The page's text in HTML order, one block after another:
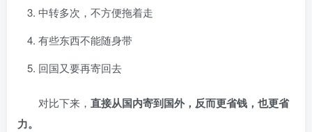
中转多次，不方便拖着走
有些东西不能随身带
回国又要再寄回去
对比下来， 直接从国内寄到国外，反而更省钱，也更省
力。